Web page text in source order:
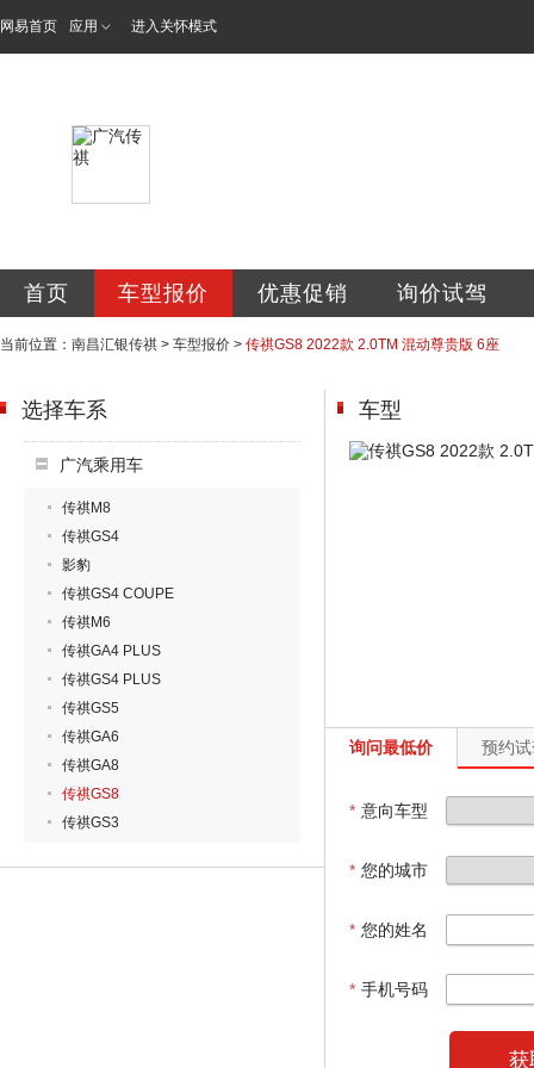
网易首页 应用 进入关怀模式
首页 车型报价 优惠促销 询价试驾
当前位置： 南昌汇银传祺 > 车型报价 > 传祺GS8 2022款 2.0TM 混动尊贵版 6座
选择车系
广汽乘用车
传祺M8
传祺GS4
影豹
传祺GS4 COUPE
传祺M6
传祺GA4 PLUS
传祺GS4 PLUS
传祺GS5
传祺GA6
传祺GA8
传祺GS8
传祺GS3
车型
询问最低价 预约
* 意向车型
* 您的城市
* 您的姓名
* 手机号码
获